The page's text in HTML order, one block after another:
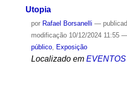
Utopia
por Rafael Borsanelli —
modificação10/12/2024 11:55 —
público, Exposição
Localizado em EVENTOS